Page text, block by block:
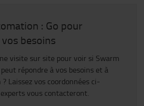
: Go pour
besoins
visite sur site pour voir si Swarm
répondre à vos besoins et à
Laissez vos coordonnées ci-
vous contacteront.